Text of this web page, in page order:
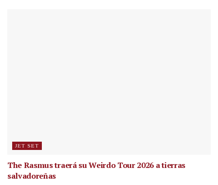
JET SET
The Rasmus traerá su Weirdo Tour 2026 a tierras
salvadoreñas